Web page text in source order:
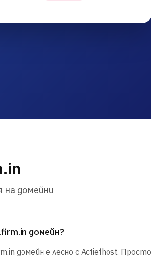
на домейни
домейн?
домейн е лесно с Actiefhost. Просто